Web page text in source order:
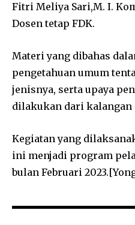
Fitri Meliya Sari,M. I.
Dosen tetap FDK.
Materi yang dibahas
pengetahuan umum
jenisnya, serta upaya
dilakukan dari kalangan
Kegiatan yang
ini menjadi program
bulan Februari